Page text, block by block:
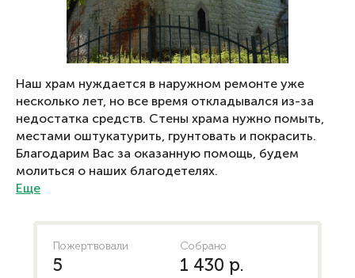
Наш храм нуждается в наружном ремонте уже
несколько лет, но все время откладывался из-за
недостатка средств. Стены храма нужно помыть,
местами оштукатурить, грунтовать и покрасить.
Благодарим Вас за оказанную помощь, будем
молиться о наших благодетелях.
Еще
Пожертвовали
5
Собрано
1 430 р.